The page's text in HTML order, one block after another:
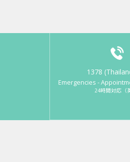
1378
Emergencies -
24時間対応（